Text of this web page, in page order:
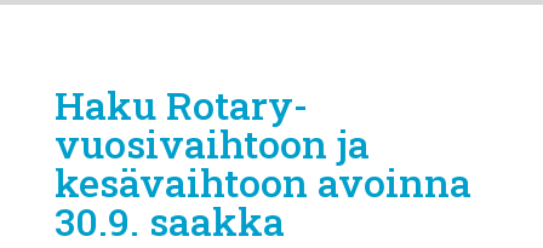
Haku Rotary-
vuosivaihtoon ja
kesävaihtoon avoinna
30.9. saakka